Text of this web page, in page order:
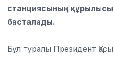
станциясының
басталады.
Бұл туралы Президент